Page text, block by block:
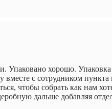
Упаковано хорошо. Упаковка
с сотрудником
чтобы собрать как нам
дальше добавляя